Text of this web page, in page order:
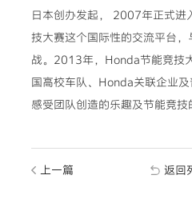
日本创办发起， 2007年正式进
技大赛这个国际性的交流平台
战。2013年，Honda节能竞技
国高校车队、Honda关联企业
感受团队创造的乐趣及节能竞技
上一篇 返回